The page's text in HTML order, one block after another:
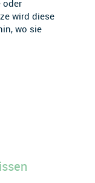
oder
wird diese
wo sie